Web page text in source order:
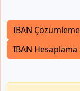
IBAN
IBAN